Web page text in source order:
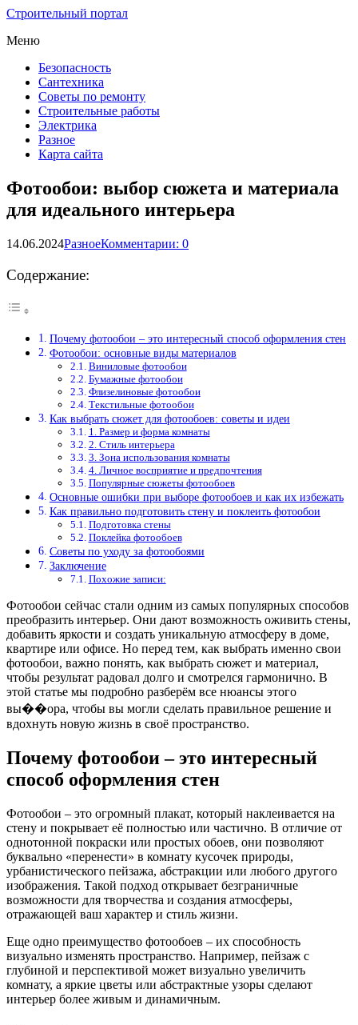
Строительный портал
Меню
Безопасность
Сантехника
Советы по ремонту
Строительные работы
Электрика
Разное
Карта сайта
Фотообои: выбор сюжета и материала
для идеального интерьера
14.06.2024РазноеКомментарии: 0
Содержание:
Почему фотообои – это интересный способ оформления стен
Фотообои: основные виды материалов
Виниловые фотообои
Бумажные фотообои
Флизелиновые фотообои
Текстильные фотообои
Как выбрать сюжет для фотообоев: советы и идеи
1. Размер и форма комнаты
2. Стиль интерьера
3. Зона использования комнаты
4. Личное восприятие и предпочтения
Популярные сюжеты фотообоев
Основные ошибки при выборе фотообоев и как их избежать
Как правильно подготовить стену и поклеить фотообои
Подготовка стены
Поклейка фотообоев
Советы по уходу за фотообоями
Заключение
Похожие записи:
Фотообои сейчас стали одним из самых популярных способов
преобразить интерьер. Они дают возможность оживить стены,
добавить яркости и создать уникальную атмосферу в доме,
квартире или офисе. Но перед тем, как выбрать именно свои
фотообои, важно понять, как выбрать сюжет и материал,
чтобы результат радовал долго и смотрелся гармонично. В
этой статье мы подробно разберём все нюансы этого
вы��ора, чтобы вы могли сделать правильное решение и
вдохнуть новую жизнь в своё пространство.
Почему фотообои – это интересный
способ оформления стен
Фотообои – это огромный плакат, который наклеивается на
стену и покрывает её полностью или частично. В отличие от
однотонной покраски или простых обоев, они позволяют
буквально «перенести» в комнату кусочек природы,
урбанистического пейзажа, абстракции или любого другого
изображения. Такой подход открывает безграничные
возможности для творчества и создания атмосферы,
отражающей ваш характер и стиль жизни.
Еще одно преимущество фотообоев – их способность
визуально изменять пространство. Например, пейзаж с
глубиной и перспективой может визуально увеличить
комнату, а яркие цветы или абстрактные узоры сделают
интерьер более живым и динамичным.